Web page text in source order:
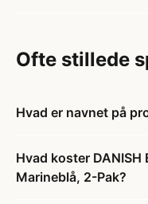
Ofte stillede
Hvad er navnet på
Hvad koster DANISH
Marineblå, 2-Pak?